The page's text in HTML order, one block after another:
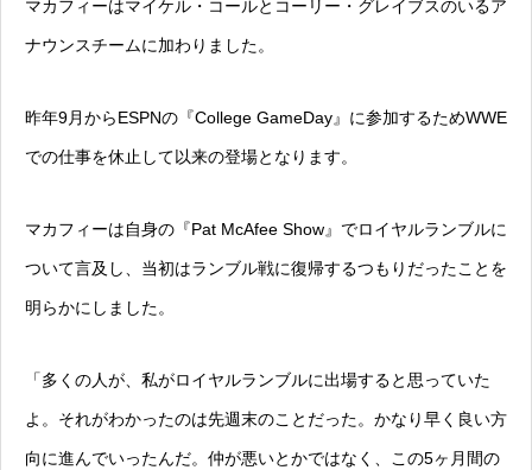
マカフィーはマイケル・コールとコーリー・グレイブスのいるア
ナウンスチームに加わりました。
昨年9月からESPNの『College GameDay』に参加するためWWE
での仕事を休止して以来の登場となります。
マカフィーは自身の『Pat McAfee Show』でロイヤルランブルに
ついて言及し、当初はランブル戦に復帰するつもりだったことを
明らかにしました。
「多くの人が、私がロイヤルランブルに出場すると思っていた
よ。それがわかったのは先週末のことだった。かなり早く良い方
向に進んでいったんだ。仲が悪いとかではなく、この5ヶ月間の